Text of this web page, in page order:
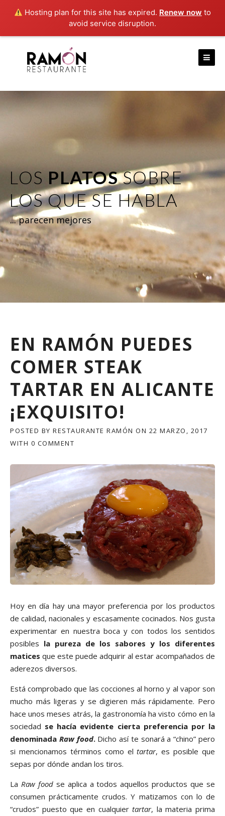
Hosting plan for this site has expired. Renew now to
avoid service disruption.
LOSPLATOSSOBRE
LOS QUE SE HABLA
... parecen mejores
EN RAMÓN PUEDES
COMER STEAK
TARTAR EN ALICANTE
¡EXQUISITO!
POSTED BY RESTAURANTE RAMÓN ON 22 MARZO, 2017
WITH 0 COMMENT
Hoy en día hay una mayor preferencia por los productos
de calidad, nacionales y escasamente cocinados. Nos gusta
experimentar en nuestra boca y con todos los sentidos
posibles la pureza de los sabores y los diferentes
matices que este puede adquirir al estar acompañados de
aderezos diversos.
Está comprobado que las cocciones al horno y al vapor son
mucho más ligeras y se digieren más rápidamente. Pero
hace unos meses atrás, la gastronomía ha visto cómo en la
sociedad se hacía evidente cierta preferencia por la
denominada Raw food.Dicho así te sonará a “chino” pero
si mencionamos términos como eltartar, es posible que
sepas por dónde andan los tiros.
La Raw foodse aplica a todos aquellos productos que se
consumen prácticamente crudos. Y matizamos con lo de
“crudos” puesto que en cualquiertartar, la materia prima